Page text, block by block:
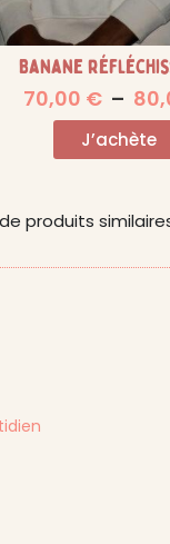
Banane
70,00 € –
J’achète
de produits